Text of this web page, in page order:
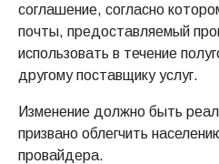
соглашение, согласно
почты, предоставляемый
использовать в течение
другому поставщику услуг.
Изменение должно быть
призвано облегчить
провайдера.